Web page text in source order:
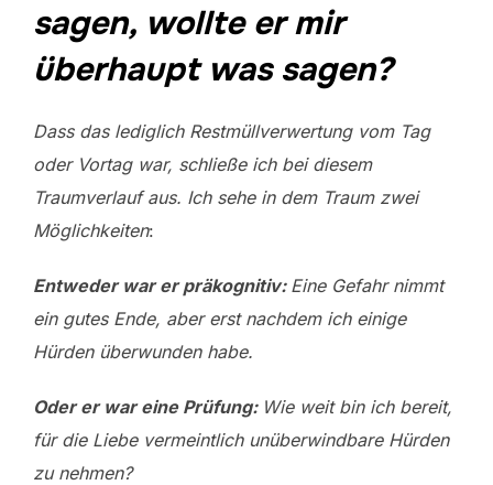
sagen, wollte er mir
überhaupt was sagen?
Dass das lediglich Restmüllverwertung vom Tag
oder Vortag war, schließe ich bei diesem
Traumverlauf aus. Ich sehe in dem Traum zwei
Möglichkeiten:
Entweder war er präkognitiv: Eine Gefahr nimmt
ein gutes Ende, aber erst nachdem ich einige
Hürden überwunden habe.
Oder er war eine Prüfung: Wie weit bin ich bereit,
für die Liebe vermeintlich unüberwindbare Hürden
zu nehmen?